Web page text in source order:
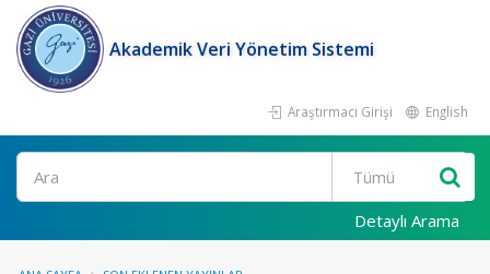
Akademik Veri Yönetim Sistemi
Araştırmacı Girişi English
Ara
Detaylı Arama